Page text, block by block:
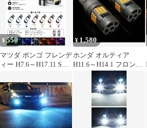
¥550
マツダ ボンゴ フレンデ
ィー H7.6～H17.11 SG
LED バルブ 12V COBチ
ップ搭載 7色選択可 ル
ームランプ 室内灯 用 2
個SET 新品
¥ 1,580
ホンダ オルティア
H11.6～H14.1 フロント
EL2･3 爆光 T20 シング
ル/T20ピンチ部違い兼
用 アンバー LED ウイ
ンカー 冷却ファン搭載
ハイフラ防止抵抗内蔵
2個セット 車検対応